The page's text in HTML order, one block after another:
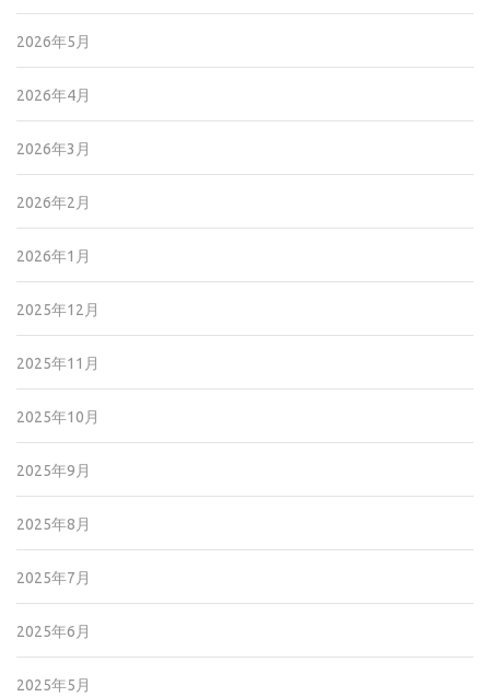
2026年5月
2026年4月
2026年3月
2026年2月
2026年1月
2025年12月
2025年11月
2025年10月
2025年9月
2025年8月
2025年7月
2025年6月
2025年5月